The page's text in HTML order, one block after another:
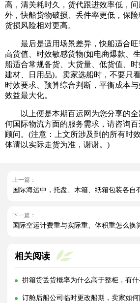
高，清关耗时久，货代跟进效率低，
外，快船货物破损、丢件率更低，保
货损风险相对更高。
最后是适用场景差异，快船适合旺
高货值、时效敏感货物(如电商爆款、
船适合常规备货、大货量、低货值、时
建材、日用品)。卖家选船时，不要只
时效要求、预算综合判断，平衡成本
效益最大化。
以上便是本期百运网为您分享的全
何国际物流方面的服务需求，请咨询
顾问。(注意：上文所涉及到的所有时
体请以实际走货为准，谢谢。)
上一篇：
下一篇：
相关阅读
拼箱货丢货概率为什么高于整柜，有什么办法降低风
订舱后船公司临时更改船期，卖家如何降低订单交付